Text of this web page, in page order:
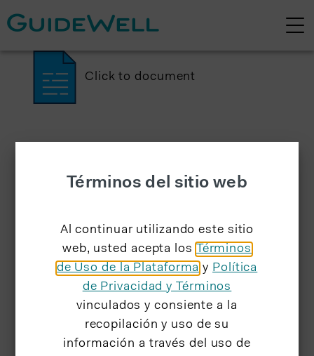
Click to document
Términos del sitio web
Al continuar utilizando este sitio
web, usted acepta los
Términos
de Uso de la Plataforma y Política
de Privacidad y Términos
vinculados y consiente a la
recopilación y uso de su
información a través del uso de